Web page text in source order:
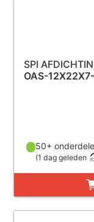
SPI
OAS-
50+
(1 dag geleden